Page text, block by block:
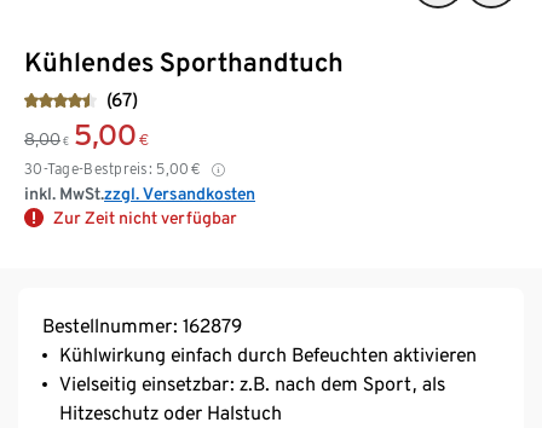
Kühlendes Sporthandtuch
(67)
8,00 € 5,00 €
30-Tage-Bestpreis: 5,00 €
inkl. MwSt.zzgl. Versandkosten
Zur Zeit nicht verfügbar
Bestellnummer: 162879
Kühlwirkung einfach durch Befeuchten aktivieren
Vielseitig einsetzbar: z.B. nach dem Sport, als
Hitzeschutz oder Halstuch